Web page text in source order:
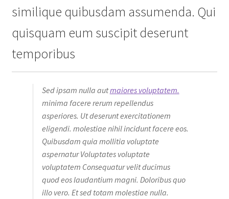
similique quibusdam assumenda. Qui
quisquam eum suscipit deserunt
temporibus
Sed ipsam nulla autmaiores voluptatem.
minima facere rerum repellendus
asperiores. Ut deserunt exercitationem
eligendi. molestiae nihil incidunt facere eos.
Quibusdam quia mollitia voluptate
aspernatur Voluptates voluptate
voluptatem Consequatur velit ducimus
quod eos laudantium magni. Doloribus quo
illo vero. Et sed totam molestiae nulla.